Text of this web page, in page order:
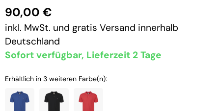
90,00 €
inkl. MwSt. und gratis Versand innerhalb
Deutschland
Sofort verfügbar, Lieferzeit 2 Tage
Erhältlich in 3 weiteren Farbe(n):